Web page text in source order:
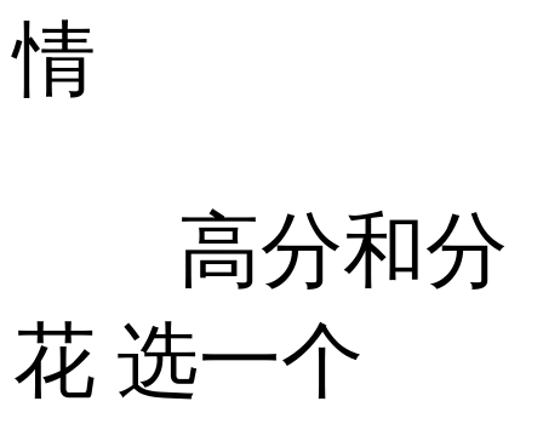
情
高分和分
花 选一个